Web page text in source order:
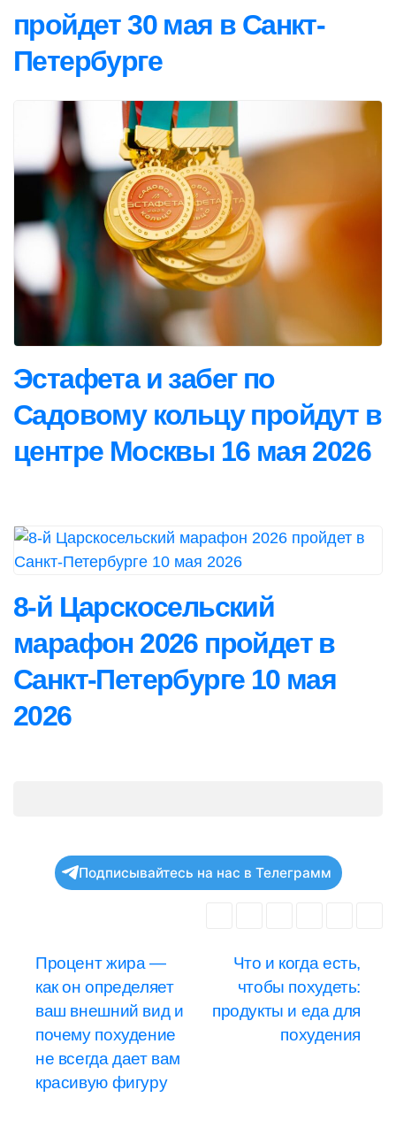
пройдет 30 мая в Санкт-
Петербурге
Эстафета и забег по
Садовому кольцу пройдут в
центре Москвы 16 мая 2026
8-й Царскосельский
марафон 2026 пройдет в
Санкт-Петербурге 10 мая
2026
Подписывайтесь на нас в Телеграмм
Навигация
по
записям
Что и когда есть,
чтобы похудеть:
продукты и еда для
похудения
Процент жира —
как он определяет
ваш внешний вид и
почему похудение
не всегда дает вам
красивую фигуру